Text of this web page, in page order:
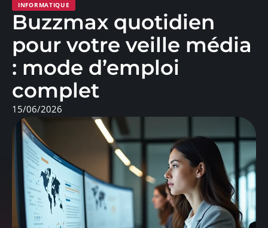
INFORMATIQUE
Buzzmax quotidien
pour votre veille média
: mode d’emploi
complet
15/06/2026